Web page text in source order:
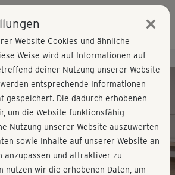
Play
Video
×
Website Cookies und ähnliche
Weise wird auf Informationen auf
deiner Nutzung unserer Website
entsprechende Informationen
gespeichert. Die dadurch erhobenen
um die Website funktionsfähig
Nutzung unserer Website auszuwerten
sowie Inhalte auf unserer Website an
anzupassen und attraktiver zu
nutzen wir die erhobenen Daten, um